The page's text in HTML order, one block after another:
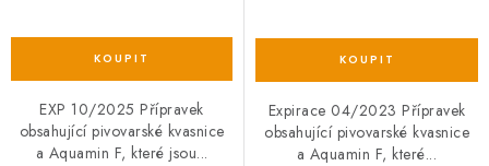
EXP 10/2025 Přípravek
obsahující pivovarské kvasnice
a Aquamin F, které jsou...
Expirace 04/2023 Přípravek
obsahující pivovarské kvasnice
a Aquamin F, které...